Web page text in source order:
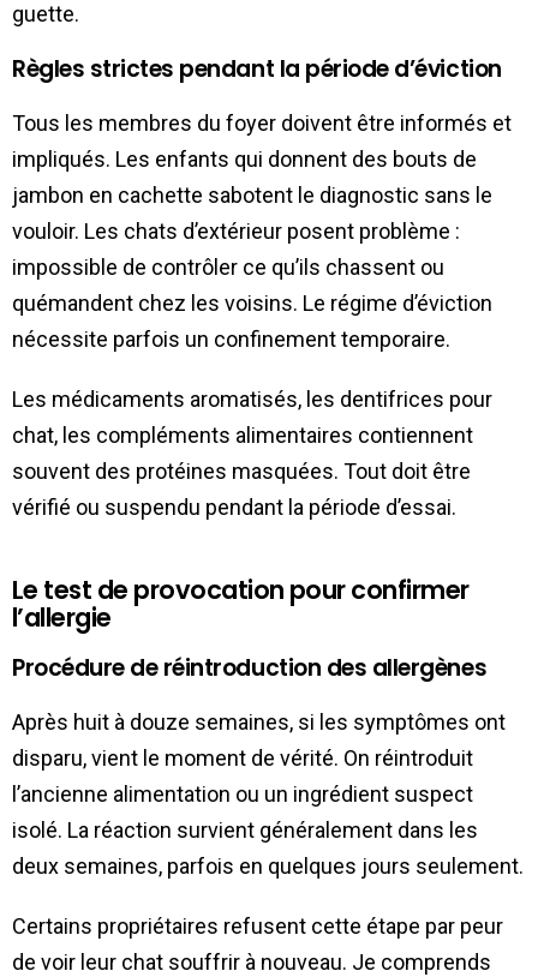
guette.
Règles strictes pendant la période d’éviction
Tous les membres du foyer doivent être informés et
impliqués. Les enfants qui donnent des bouts de
jambon en cachette sabotent le diagnostic sans le
vouloir. Les chats d’extérieur posent problème :
impossible de contrôler ce qu’ils chassent ou
quémandent chez les voisins. Le régime d’éviction
nécessite parfois un confinement temporaire.
Les médicaments aromatisés, les dentifrices pour
chat, les compléments alimentaires contiennent
souvent des protéines masquées. Tout doit être
vérifié ou suspendu pendant la période d’essai.
Le test de provocation pour confirmer
l’allergie
Procédure de réintroduction des allergènes
Après huit à douze semaines, si les symptômes ont
disparu, vient le moment de vérité. On réintroduit
l’ancienne alimentation ou un ingrédient suspect
isolé. La réaction survient généralement dans les
deux semaines, parfois en quelques jours seulement.
Certains propriétaires refusent cette étape par peur
de voir leur chat souffrir à nouveau. Je comprends